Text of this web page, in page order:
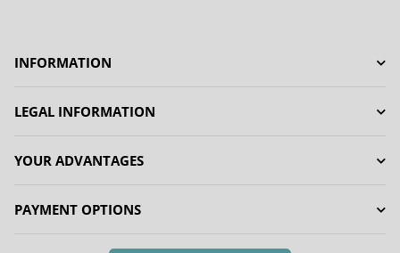
INFORMATION
LEGAL INFORMATION
YOUR ADVANTAGES
PAYMENT OPTIONS